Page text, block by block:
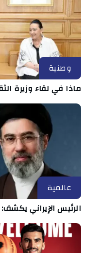
وطنية
ماذا في لقاء وزيرة
عالمية
الرئيس الإيراني